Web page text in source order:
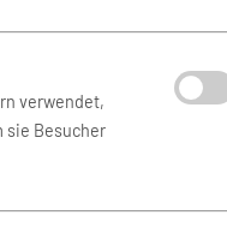
verwendet,
sie Besucher